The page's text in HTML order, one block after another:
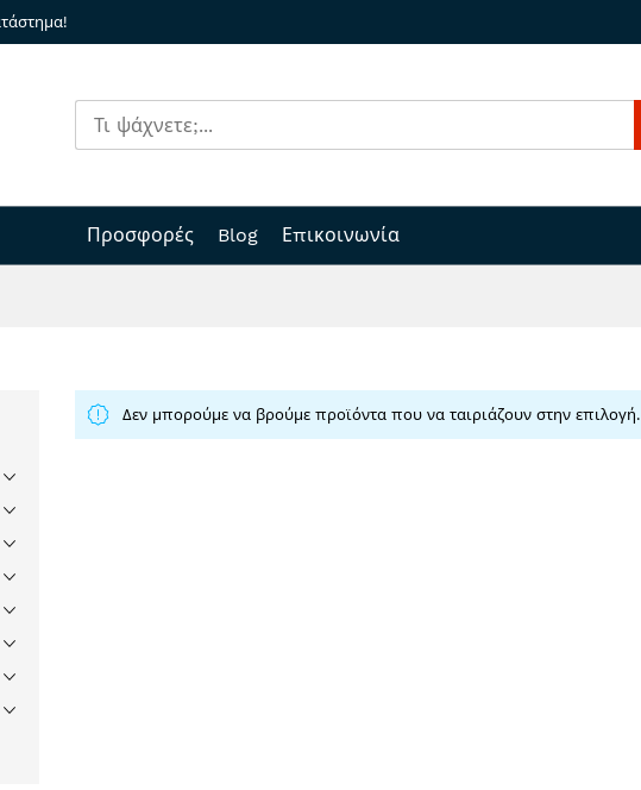
Προσφορές Blog Επικοινωνία
Δεν μπορούμε να βρούμε προϊόντα που να ταιριάζουν στην επιλογή.